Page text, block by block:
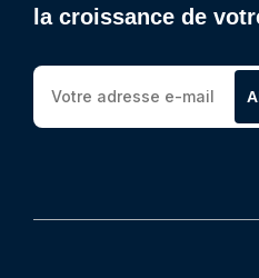
la croissance de